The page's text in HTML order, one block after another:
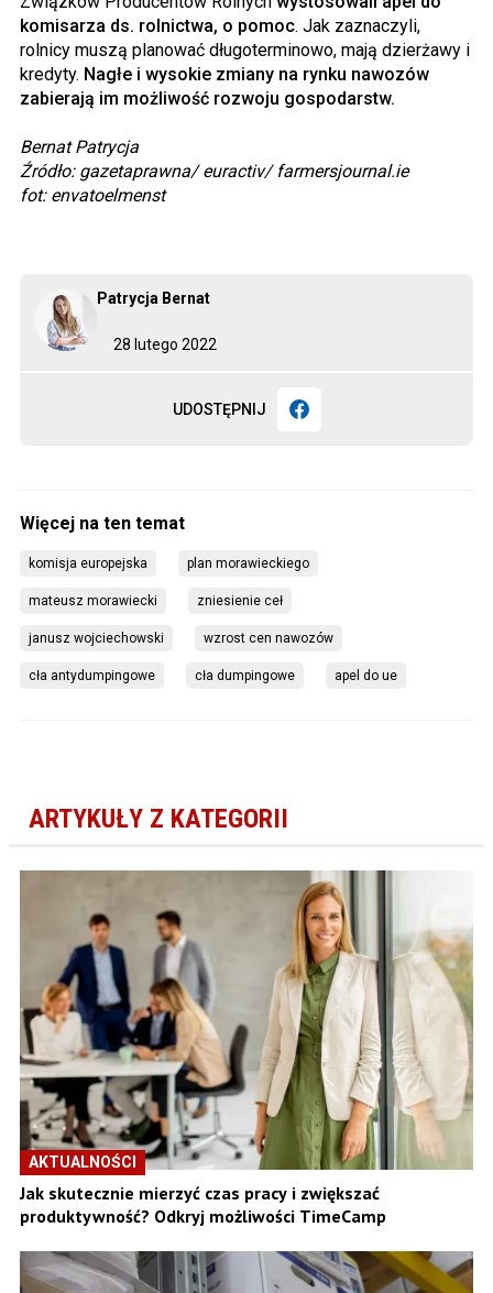
28 lutego 2022
Patrycja Bernat
UDOSTĘPNIJ
komisarza ds. rolnictwa, o pomoc. Jak zaznaczyli,
rolnicy muszą planować długoterminowo, mają dzierżawy i
kredyty. Nagłe i wysokie zmiany na rynku nawozów
zabierają im możliwość rozwoju gospodarstw.
Bernat Patrycja
Źródło: gazetaprawna/ euractiv/ farmersjournal.ie
fot: envatoelmenst
komisja europejska plan morawieckiego
mateusz morawiecki zniesienie ceł
janusz wojciechowski wzrost cen nawozów
cła antydumpingowe cła dumpingowe apel do ue
ARTYKUŁY Z KATEGORII
AKTUALNOŚCI
Jak skutecznie mierzyć czas pracy i zwiększać
produktywność? Odkryj możliwości TimeCamp